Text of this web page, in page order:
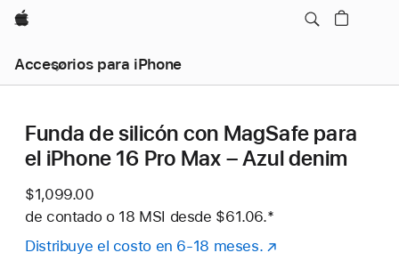
Apple
Accesorios para iPhone
Funda de silicón con MagSafe para
el iPhone 16 Pro Max – Azul denim
$1,099.00
de contado o 18 MSI desde $61.06.Nota al pie
*
Distribuye el costo en 6-18 meses.